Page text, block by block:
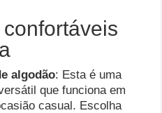
algodão: Esta é uma
que funciona em
casual. Escolha